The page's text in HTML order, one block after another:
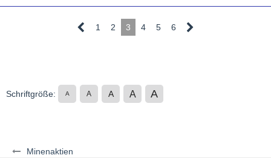
Minenaktien
1 2 3 4 5 6
Schriftgröße: A A A A A